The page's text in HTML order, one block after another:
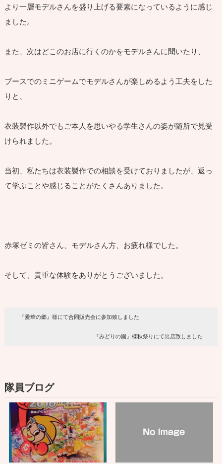
より一層モデルさんを盛り上げる要素になっているように感じ
ました。
また、次はどこのお店に行くのかをモデルさんに聞いたり、
ブースでのミニゲームでモデルさんが楽しめるよう工夫をした
りと、
衣装製作以外でもご本人を思いやる学生さんの姿が随所で見受
けられました。
当初、私たちは衣装製作での相談を受けておりましたが、返っ
て学ぶことや感じることがたくさんありました。
赤塚ゼミの皆さん、モデルさん方、お疲れ様でした。
そして、貴重な体験をありがとうございました。
『愛華の郷』様にて合同販売会に参加致しました
『みどりの園』様秋祭りにて出店致しました
隊員ブログ